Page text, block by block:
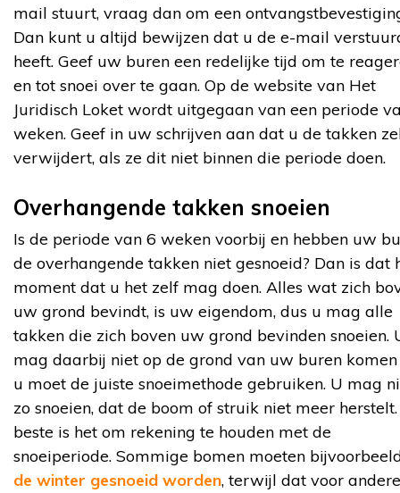
mail stuurt, vraag dan om een
Dan kunt u altijd bewijzen dat u de e-mail
heeft. Geef uw buren een redelijke tijd om te
en tot snoei over te gaan. Op de website van Het
Juridisch Loket wordt uitgegaan van een periode
weken. Geef in uw schrijven aan dat u de takken
verwijdert, als ze dit niet binnen die periode doen.
Overhangende takken snoeien
Is de periode van 6 weken voorbij en hebben uw
de overhangende takken niet gesnoeid? Dan is dat
moment dat u het zelf mag doen. Alles wat zich
uw grond bevindt, is uw eigendom, dus u mag alle
takken die zich boven uw grond bevinden snoeien.
mag daarbij niet op de grond van uw buren komen
u moet de juiste snoeimethode gebruiken. U mag
zo snoeien, dat de boom of struik niet meer
beste is het om rekening te houden met de
snoeiperiode. Sommige bomen moeten
de winter gesnoeid worden, terwijl dat voor andere